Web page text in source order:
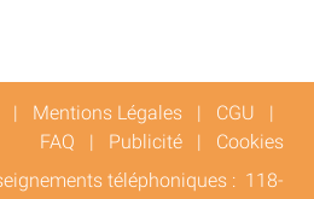
| Mentions Légales | CGU |
FAQ | Publicité | Cookies
téléphoniques : 118-